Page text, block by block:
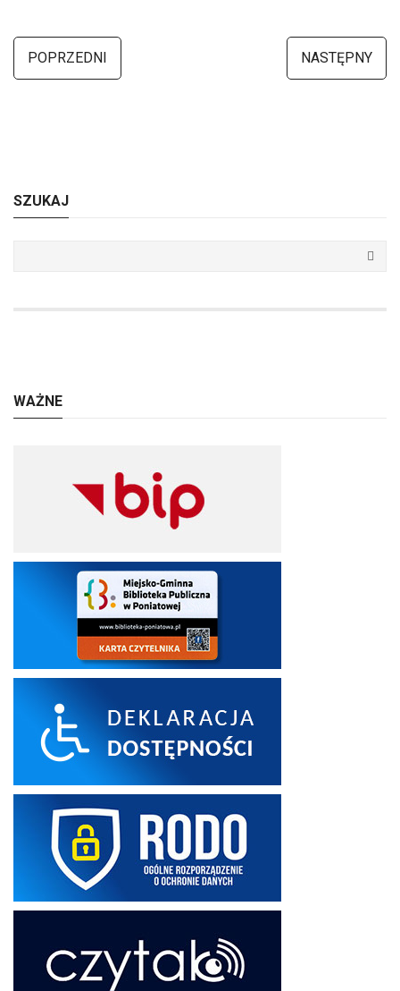
POPRZEDNI NASTĘPNY
SZUKAJ
WAŻNE